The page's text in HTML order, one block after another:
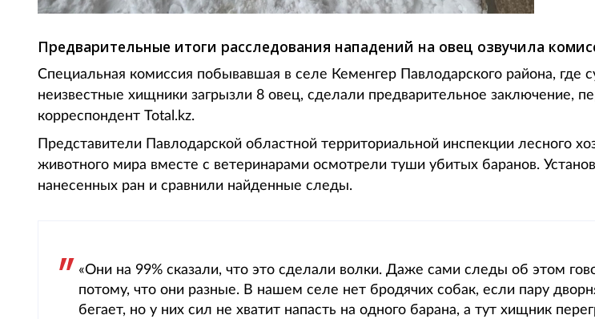
Предварительные итоги расследования нападений на овец озвучила
Специальная комиссия побывавшая в селе Кеменгер Павлодарского района, где
неизвестные хищники загрызли 8 овец, сделали предварительное заключение,
корреспондент Total.kz.
Представители Павлодарской областной территориальной инспекции лесного
животного мира вместе с ветеринарами осмотрели туши убитых баранов.
нанесенных ран и сравнили найденные следы.
«Они на 99% сказали, что это сделали волки. Даже сами следы об этом
потому, что они разные. В нашем селе нет бродячих собак, если пару
бегает, но у них сил не хватит напасть на одного барана, а тут хищник